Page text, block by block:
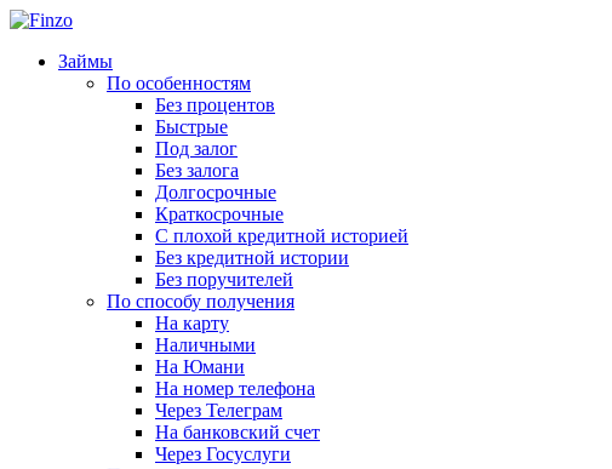
Займы
По особенностям
Без процентов
Быстрые
Под залог
Без залога
Долгосрочные
Краткосрочные
С плохой кредитной историей
Без кредитной истории
Без поручителей
По способу получения
На карту
Наличными
На Юмани
На номер телефона
Через Телеграм
На банковский счет
Через Госуслуги